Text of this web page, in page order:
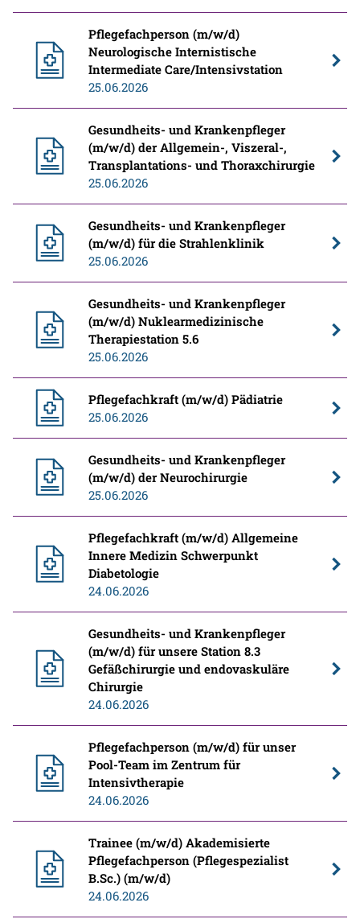
Pflegefachperson (m/w/d)
Neurologische Internistische
Intermediate Care/Intensivstation
25.06.2026
Gesundheits- und Krankenpfleger
(m/w/d) der Allgemein-, Viszeral-,
Transplantations- und Thoraxchirurgie
25.06.2026
Gesundheits- und Krankenpfleger
(m/w/d) für die Strahlenklinik
25.06.2026
Gesundheits- und Krankenpfleger
(m/w/d) Nuklearmedizinische
Therapiestation 5.6
25.06.2026
Pflegefachkraft (m/w/d) Pädiatrie
25.06.2026
Gesundheits- und Krankenpfleger
(m/w/d) der Neurochirurgie
25.06.2026
Pflegefachkraft (m/w/d) Allgemeine
Innere Medizin Schwerpunkt
Diabetologie
24.06.2026
Gesundheits- und Krankenpfleger
(m/w/d) für unsere Station 8.3
Gefäßchirurgie und endovaskuläre
Chirurgie
24.06.2026
Pflegefachperson (m/w/d) für unser
Pool-Team im Zentrum für
Intensivtherapie
24.06.2026
Trainee (m/w/d) Akademisierte
Pflegefachperson (Pflegespezialist
B.Sc.) (m/w/d)
24.06.2026